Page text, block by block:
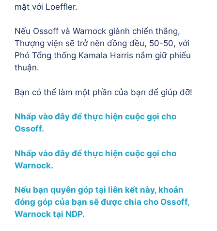
mặt với Loeffler.
Nếu Ossoff và Warnock giành chiến thắng,
Thượng viện sẽ trở nên đồng đều, 50-50, với
Phó Tổng thống Kamala Harris nắm giữ phiếu
thuận.
Bạn có thể làm một phần của bạn để giúp đỡ!
Nhấp vào đây để thực hiện cuộc gọi cho
Ossoff.
Nhấp vào đây để thực hiện cuộc gọi cho
Warnock.
Nếu bạn quyên góp tại liên kết này, khoản
đóng góp của bạn sẽ được chia cho Ossoff,
Warnock tại NDP.